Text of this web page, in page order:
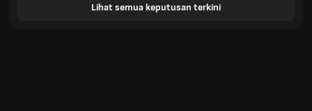
Lihat semua keputusan terkini